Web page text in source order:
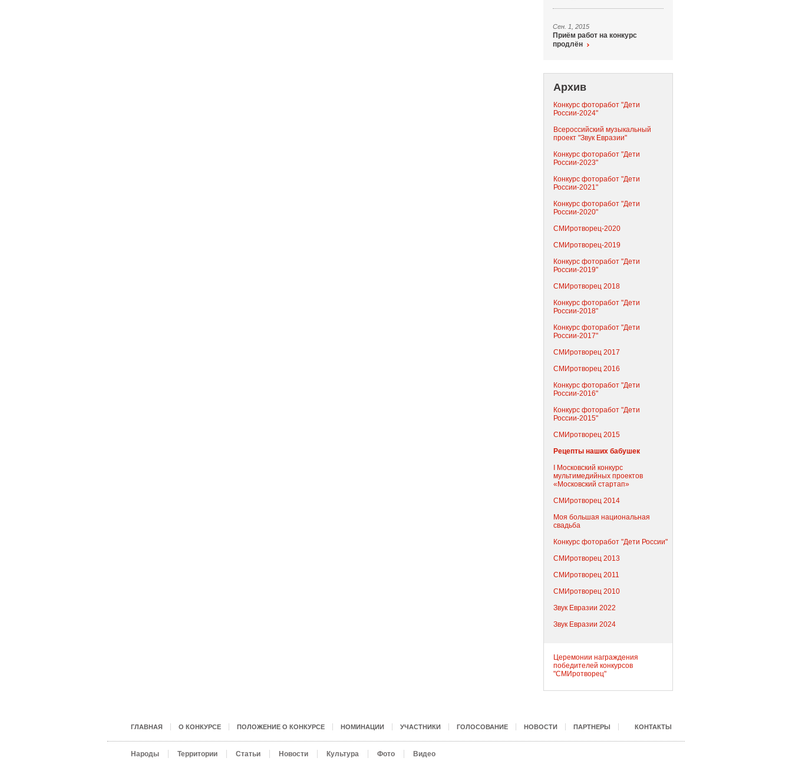
Сен. 1, 2015
Приём работ на конкурс
продлён
Архив
Конкурс фоторабот "Дети
России-2024"
Всероссийский музыкальный
проект "Звук Евразии"
Конкурс фоторабот "Дети
России-2023"
Конкурс фоторабот "Дети
России-2021"
Конкурс фоторабот "Дети
России-2020"
СМИротворец-2020
СМИротворец-2019
Конкурс фоторабот "Дети
России-2019"
СМИротворец 2018
Конкурс фоторабот "Дети
России-2018"
Конкурс фоторабот "Дети
России-2017"
СМИротворец 2017
СМИротворец 2016
Конкурс фоторабот "Дети
России-2016"
Конкурс фоторабот "Дети
России-2015"
СМИротворец 2015
Рецепты наших бабушек
I Московский конкурс
мультимедийных проектов
«Московский стартап»
СМИротворец 2014
Моя большая национальная
свадьба
Конкурс фоторабот "Дети России"
СМИротворец 2013
СМИротворец 2011
СМИротворец 2010
Звук Евразии 2022
Звук Евразии 2024
Церемонии награждения
победителей конкурсов
"СМИротворец"
ГЛАВНАЯ О КОНКУРСЕ ПОЛОЖЕНИЕ О КОНКУРСЕ НОМИНАЦИИ УЧАСТНИКИ ГОЛОСОВАНИЕ НОВОСТИ ПАРТНЕРЫ КОНТАКТЫ
Народы Территории Статьи Новости Культура Фото Видео